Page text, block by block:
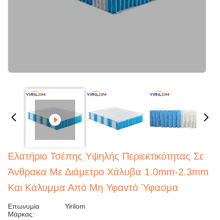
Ελατήριο Τσέπης Υψηλής Περιεκτικότητας Σε
Άνθρακα Με Διάμετρο Χάλυβα 1.0mm-2.3mm
Και Κάλυμμα Από Μη Υφαντό Ύφασμα
Επωνυμία
Μάρκας:
Yirilom